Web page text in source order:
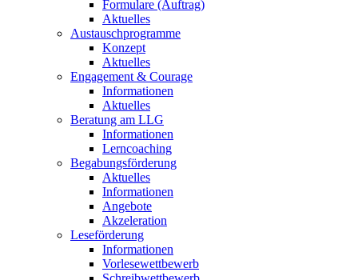
Formulare (Auftrag)
Aktuelles
Austauschprogramme
Konzept
Aktuelles
Engagement & Courage
Informationen
Aktuelles
Beratung am LLG
Informationen
Lerncoaching
Begabungsförderung
Aktuelles
Informationen
Angebote
Akzeleration
Leseförderung
Informationen
Vorlesewettbewerb